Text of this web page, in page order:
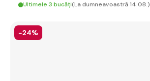
Ultimele 3 bucăți(La dumneavoastră 14.08.)
-24%